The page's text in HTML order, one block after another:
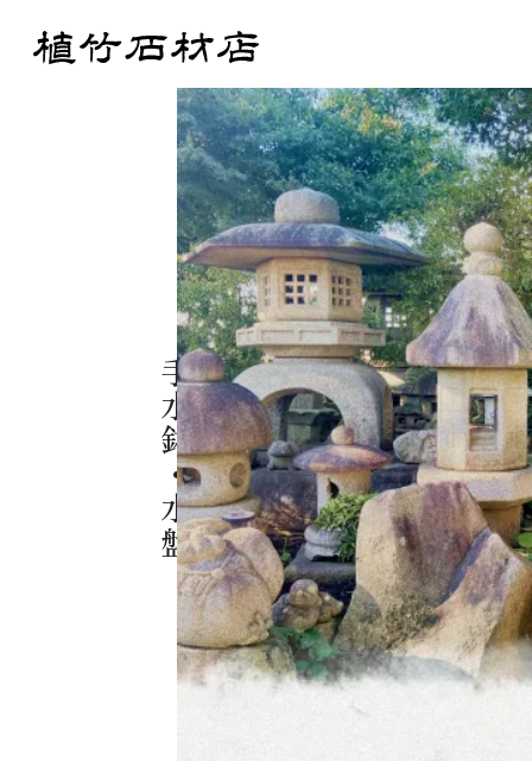
Products
手水鉢・水盤